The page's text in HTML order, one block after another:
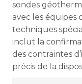
sondes
avec les équipes
techniques
inclut la
des contraintes
précis de la